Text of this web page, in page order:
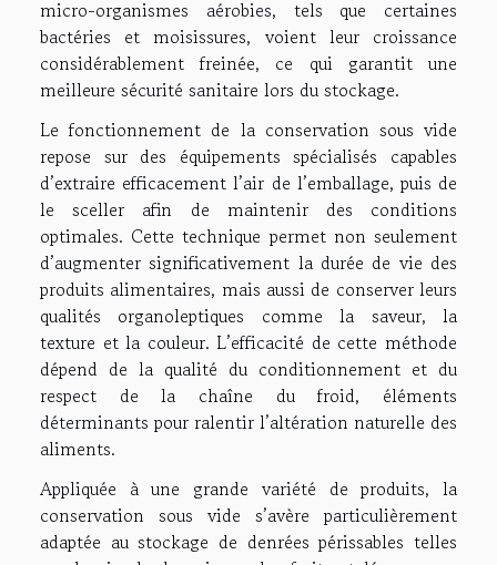
micro-organismes aérobies, tels que certaines
bactéries et moisissures, voient leur croissance
considérablement freinée, ce qui garantit une
meilleure sécurité sanitaire lors du stockage.
Le fonctionnement de la conservation sous vide
repose sur des équipements spécialisés capables
d’extraire efficacement l’air de l’emballage, puis de
le sceller afin de maintenir des conditions
optimales. Cette technique permet non seulement
d’augmenter significativement la durée de vie des
produits alimentaires, mais aussi de conserver leurs
qualités organoleptiques comme la saveur, la
texture et la couleur. L’efficacité de cette méthode
dépend de la qualité du conditionnement et du
respect de la chaîne du froid, éléments
déterminants pour ralentir l’altération naturelle des
aliments.
Appliquée à une grande variété de produits, la
conservation sous vide s’avère particulièrement
adaptée au stockage de denrées périssables telles